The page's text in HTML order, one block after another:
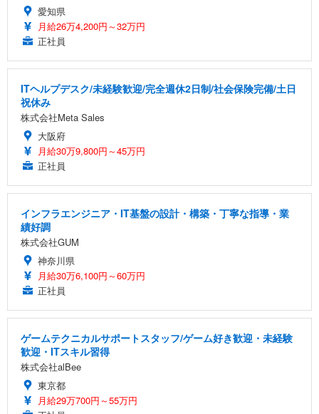
愛知県
月給26万4,200円～32万円
正社員
ITヘルプデスク/未経験歓迎/完全週休2日制/社会保険完備/土日
祝休み
株式会社Meta Sales
大阪府
月給30万9,800円～45万円
正社員
インフラエンジニア・IT基盤の設計・構築・丁寧な指導・業
績好調
株式会社GUM
神奈川県
月給30万6,100円～60万円
正社員
ゲームテクニカルサポートスタッフ/ゲーム好き歓迎・未経験
歓迎・ITスキル習得
株式会社alBee
東京都
月給29万700円～55万円